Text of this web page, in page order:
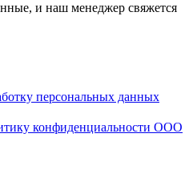
и наш менеджер свяжется
персональных данных
конфиденциальности ООО